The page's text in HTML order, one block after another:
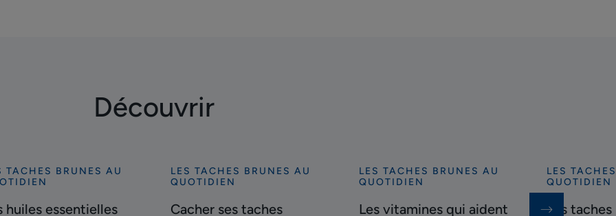
Découvrir
TACHES BRUNES AU
huiles essentielles
Découvrir
ses
LES TACHES BRUNES AU
QUOTIDIEN
Cacher ses taches
Découvrir
vitamines
LES TACHES BRUNES AU
QUOTIDIEN
Les vitamines qui aident
Découvrir
Les
taches
LES
QUOTIDIEN
Les